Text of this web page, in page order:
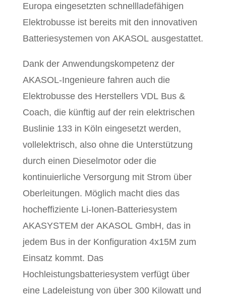
Europa eingesetzten schnellladefähigen
Elektrobusse ist bereits mit den innovativen
Batteriesystemen von AKASOL ausgestattet.
Dank der Anwendungskompetenz der
AKASOL-Ingenieure fahren auch die
Elektrobusse des Herstellers VDL Bus &
Coach, die künftig auf der rein elektrischen
Buslinie 133 in Köln eingesetzt werden,
vollelektrisch, also ohne die Unterstützung
durch einen Dieselmotor oder die
kontinuierliche Versorgung mit Strom über
Oberleitungen. Möglich macht dies das
hocheffiziente Li-Ionen-Batteriesystem
AKASYSTEM der AKASOL GmbH, das in
jedem Bus in der Konfiguration 4x15M zum
Einsatz kommt. Das
Hochleistungsbatteriesystem verfügt über
eine Ladeleistung von über 300 Kilowatt und